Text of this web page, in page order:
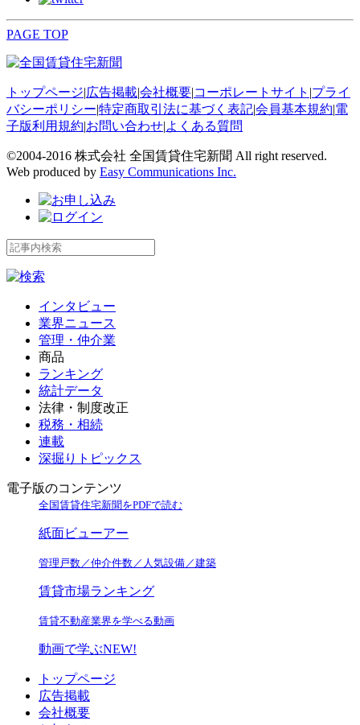
PAGE TOP
トップページ|広告掲載|会社概要|コーポレートサイト |プライ
バシーポリシー|特定商取引法に基づく表記|会員基本規約|電
子版利用規約|お問い合わせ|よくある質問
©2004-2016 株式会社 全国賃貸住宅新聞 All right reserved.
Web produced by Easy Communications Inc.
インタビュー
業界ニュース
管理・仲介業
商品
ランキング
統計データ
法律・制度改正
税務・相続
連載
深掘りトピックス
電子版のコンテンツ
全国賃貸住宅新聞をPDFで読む
紙面ビューアー
管理戸数／仲介件数／人気設備／建築
賃貸市場ランキング
賃貸不動産業界を学べる動画
動画で学ぶNEW!
トップページ
広告掲載
会社概要